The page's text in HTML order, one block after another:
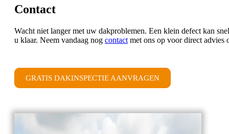
Contact
Wacht niet langer met uw dakproblemen. Een klein defect kan
u klaar. Neem vandaag nog contact met ons op voor direct
GRATIS DAKINSPECTIE AANVRAGEN